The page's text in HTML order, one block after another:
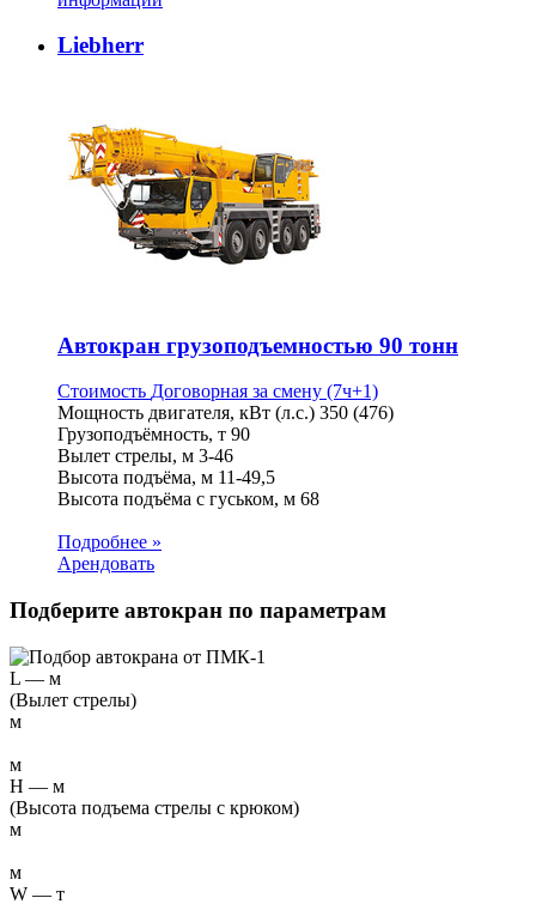
Liebherr
Автокран грузоподъемностью 90 тонн
Стоимость Договорная за смену (7ч+1)
Мощность двигателя, кВт (л.с.) 350 (476)
Грузоподъёмность, т 90
Вылет стрелы, м 3-46
Высота подъёма, м 11-49,5
Высота подъёма с гуськом, м 68
Подробнее »
Арендовать
Подберите автокран по параметрам
L — м
(Вылет стрелы)
м
м
H — м
(Высота подъема стрелы с крюком)
м
м
W — т